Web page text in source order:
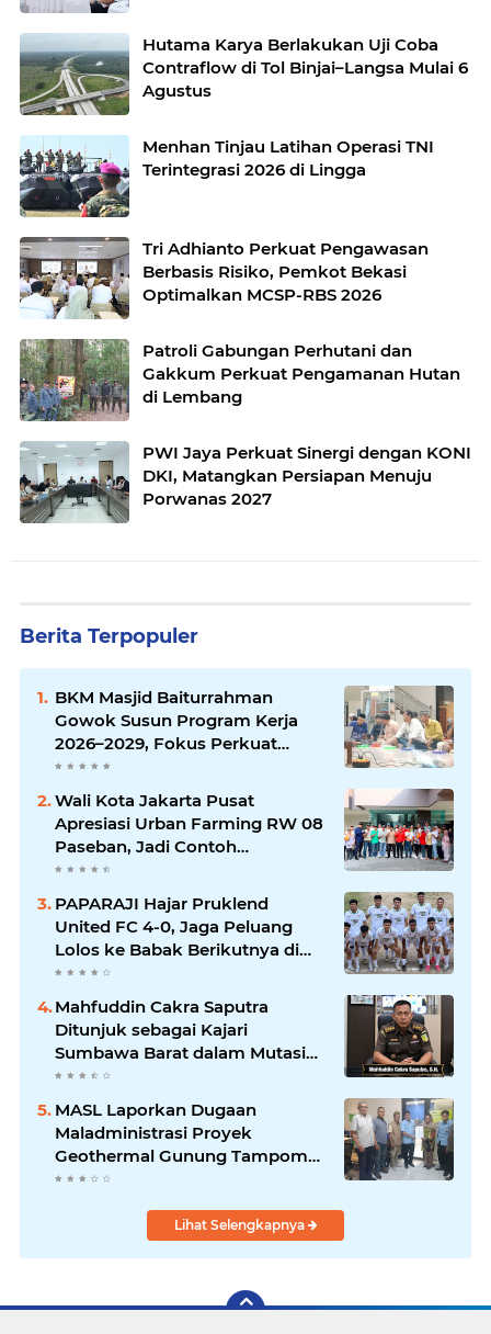
Hutama Karya Berlakukan Uji Coba
Contraflow di Tol Binjai–Langsa Mulai 6
Agustus
Menhan Tinjau Latihan Operasi TNI
Terintegrasi 2026 di Lingga
Tri Adhianto Perkuat Pengawasan
Berbasis Risiko, Pemkot Bekasi
Optimalkan MCSP-RBS 2026
Patroli Gabungan Perhutani dan
Gakkum Perkuat Pengamanan Hutan
di Lembang
PWI Jaya Perkuat Sinergi dengan KONI
DKI, Matangkan Persiapan Menuju
Porwanas 2027
Berita Terpopuler
BKM Masjid Baiturrahman
Gowok Susun Program Kerja
2026–2029, Fokus Perkuat
Dakwah dan Pelayanan Umat
Wali Kota Jakarta Pusat
Apresiasi Urban Farming RW 08
Paseban, Jadi Contoh
Ketahanan Pangan dan Edukasi
PAPARAJI Hajar Pruklend
United FC 4-0, Jaga Peluang
Lolos ke Babak Berikutnya di
Turnamen 165 Cup HKBP
Mahfuddin Cakra Saputra
Ditunjuk sebagai Kajari
Sumbawa Barat dalam Mutasi
Kejaksaan Agung
MASL Laporkan Dugaan
Maladministrasi Proyek
Geothermal Gunung Tampomas
ke Ombudsman dan BPKP
Lihat Selengkapnya